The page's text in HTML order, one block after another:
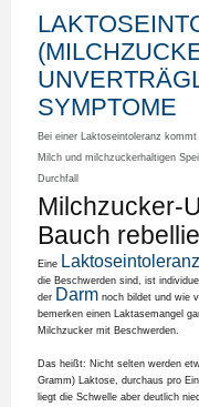
SYMPTOME
Bei einer Laktoseintoleranz
Milch und milchzuckerhaltigen
Durchfall
Milchzucker-
Bauch
Eine Laktoseintoleranz
die Beschwerden sind, ist
der Darm noch bildet und wie
bemerken einen Laktasemangel
Milchzucker mit Beschwerden.
Das heißt: Nicht selten werden
Gramm) Laktose, durchaus pro
liegt die Schwelle aber deutlich